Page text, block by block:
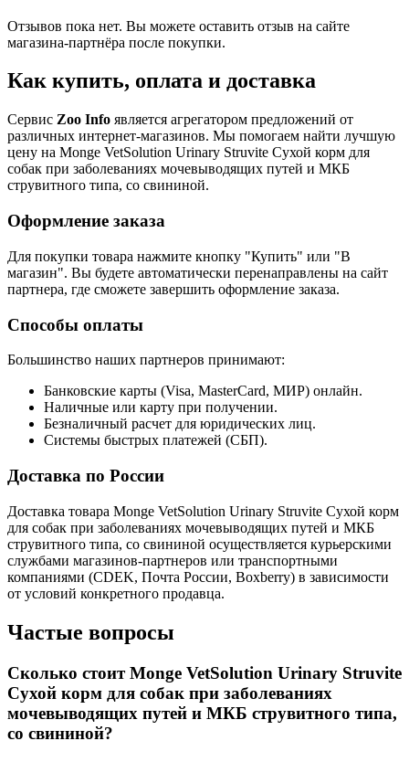
Отзывов пока нет. Вы можете оставить отзыв на сайте
магазина-партнёра после покупки.
Как купить, оплата и доставка
Сервис Zoo Info является агрегатором предложений от
различных интернет-магазинов. Мы помогаем найти лучшую
цену на Monge VetSolution Urinary Struvite Сухой корм для
собак при заболеваниях мочевыводящих путей и МКБ
струвитного типа, со свининой.
Оформление заказа
Для покупки товара нажмите кнопку "Купить" или "В
магазин". Вы будете автоматически перенаправлены на сайт
партнера, где сможете завершить оформление заказа.
Способы оплаты
Большинство наших партнеров принимают:
Банковские карты (Visa, MasterCard, МИР) онлайн.
Наличные или карту при получении.
Безналичный расчет для юридических лиц.
Системы быстрых платежей (СБП).
Доставка по России
Доставка товара Monge VetSolution Urinary Struvite Сухой корм
для собак при заболеваниях мочевыводящих путей и МКБ
струвитного типа, со свининой осуществляется курьерскими
службами магазинов-партнеров или транспортными
компаниями (CDEK, Почта России, Boxberry) в зависимости
от условий конкретного продавца.
Частые вопросы
Сколько стоит Monge VetSolution Urinary Struvite
Сухой корм для собак при заболеваниях
мочевыводящих путей и МКБ струвитного типа,
со свининой?